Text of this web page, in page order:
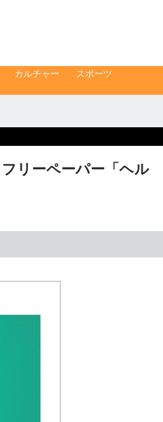
カルチャー
スポーツ
リーペーパー「ヘル